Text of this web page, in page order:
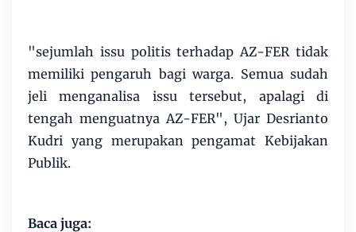
"sejumlah issu politis terhadap AZ-FER tidak
memiliki pengaruh bagi warga. Semua sudah
jeli menganalisa issu tersebut, apalagi di
tengah menguatnya AZ-FER", Ujar Desrianto
Kudri yang merupakan pengamat Kebijakan
Publik.
Baca juga: